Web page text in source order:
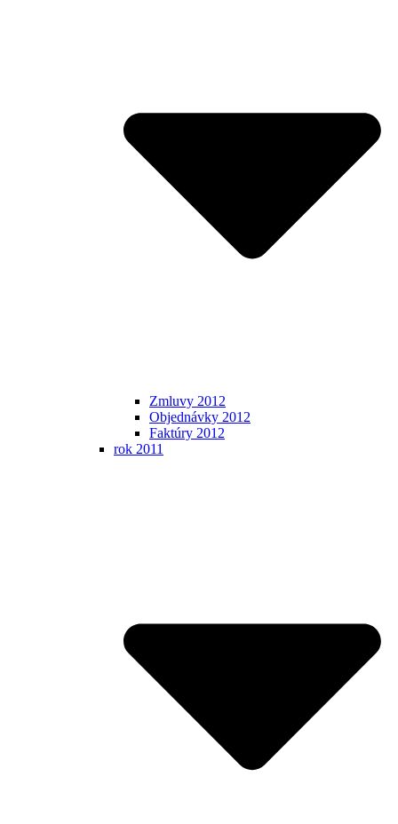
Zmluvy 2012
Objednávky 2012
Faktúry 2012
rok 2011